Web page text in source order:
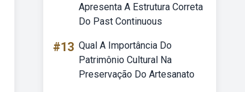
Apresenta A Estrutura Correta
Do Past Continuous
#13 Qual A Importância Do
Patrimônio Cultural Na
Preservação Do Artesanato